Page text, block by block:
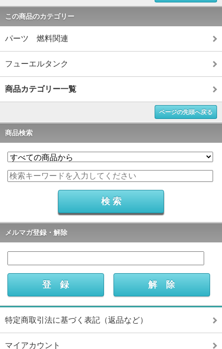
この商品のカテゴリー
パーツ 燃料関連
フューエルタンク
商品カテゴリー一覧
ページの先頭へ戻る
商品検索
メルマガ登録・解除
特定商取引法に基づく表記（返品など）
マイアカウント